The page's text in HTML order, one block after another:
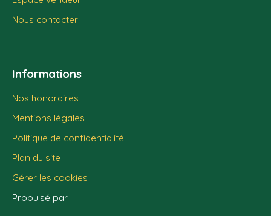
Nous contacter
Informations
Nos honoraires
Mentions légales
Politique de confidentialité
Plan du site
Gérer les cookies
Propulsé par